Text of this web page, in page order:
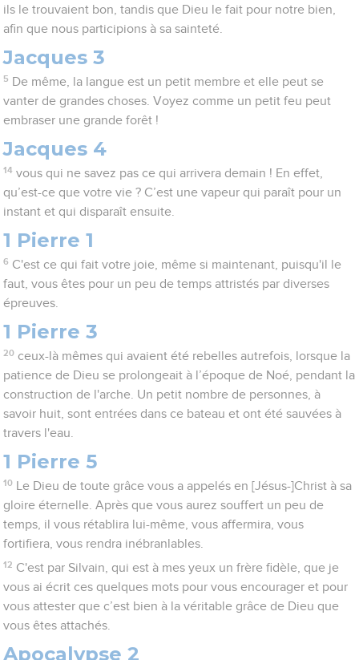
ils le trouvaient bon, tandis que Dieu le fait pour notre bien,
afin que nous participions à sa sainteté.
Jacques 3
5 De même, la langue est un petit membre et elle peut se
vanter de grandes choses. Voyez comme un petit feu peut
embraser une grande forêt !
Jacques 4
14 vous qui ne savez pas ce qui arrivera demain ! En effet,
qu’est-ce que votre vie ? C’est une vapeur qui paraît pour un
instant et qui disparaît ensuite.
1 Pierre 1
6 C'est ce qui fait votre joie, même si maintenant, puisqu'il le
faut, vous êtes pour un peu de temps attristés par diverses
épreuves.
1 Pierre 3
20 ceux-là mêmes qui avaient été rebelles autrefois, lorsque la
patience de Dieu se prolongeait à l’époque de Noé, pendant la
construction de l'arche. Un petit nombre de personnes, à
savoir huit, sont entrées dans ce bateau et ont été sauvées à
travers l'eau.
1 Pierre 5
10
Le Dieu de toute grâce vous a appelés en [Jésus-]Christ à sa
gloire éternelle. Après que vous aurez souffert un peu de
temps, il vous rétablira lui-même, vous affermira, vous
fortifiera, vous rendra inébranlables.
12 C'est par Silvain, qui est à mes yeux un frère fidèle, que je
vous ai écrit ces quelques mots pour vous encourager et pour
vous attester que c’est bien à la véritable grâce de Dieu que
vous êtes attachés.
Apocalypse 2